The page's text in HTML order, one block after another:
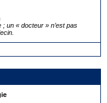
un « docteur » n’est pas